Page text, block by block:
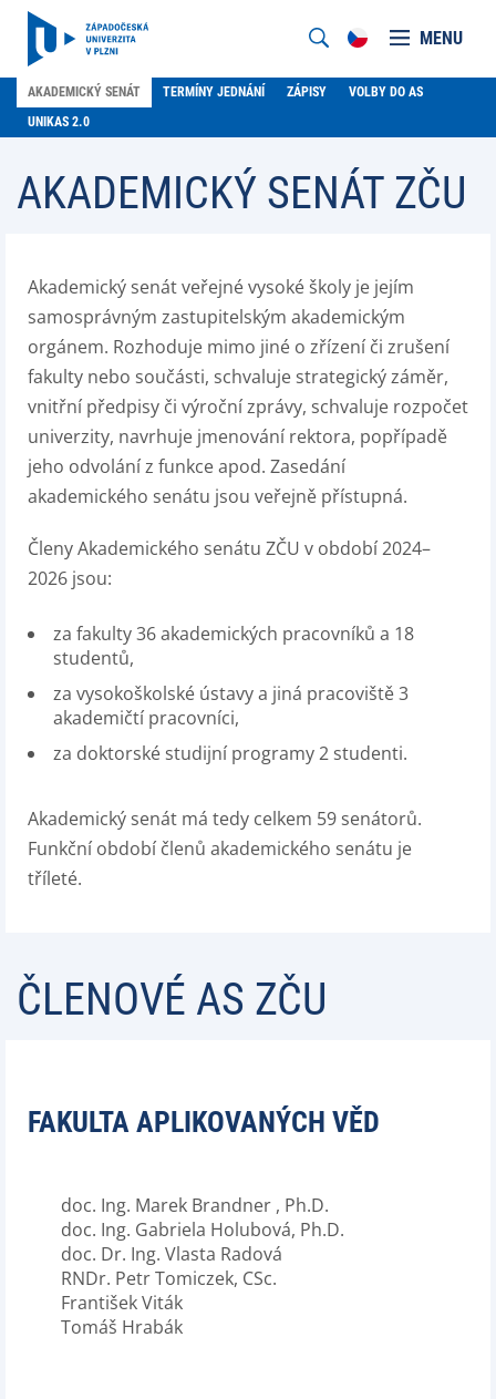
MENU
AKADEMICKÝ SENÁT TERMÍNY JEDNÁNÍ ZÁPISY
VOLBY DO AS
UNIKAS 2.0
AKADEMICKÝ SENÁT ZČU
Akademický senát veřejné vysoké školy je jejím
samosprávným zastupitelským akademickým
orgánem. Rozhoduje mimo jiné o zřízení či zrušení
fakulty nebo součásti, schvaluje strategický záměr,
vnitřní předpisy či výroční zprávy, schvaluje rozpočet
univerzity, navrhuje jmenování rektora, popřípadě
jeho odvolání z funkce apod. Zasedání
akademického senátu jsou veřejně přístupná.
Členy Akademického senátu ZČU v období 2024–
2026 jsou:
za fakulty 36 akademických pracovníků a 18
studentů,
za vysokoškolské ústavy a jiná pracoviště 3
akademičtí pracovníci,
za doktorské studijní programy 2 studenti.
Akademický senát má tedy celkem 59 senátorů.
Funkční období členů akademického senátu je
tříleté.
ČLENOVÉ AS ZČU
FAKULTA APLIKOVANÝCH VĚD
doc. Ing. Marek Brandner , Ph.D.
doc. Ing. Gabriela Holubová, Ph.D.
doc. Dr. Ing. Vlasta Radová
RNDr. Petr Tomiczek, CSc.
František Viták
Tomáš Hrabák